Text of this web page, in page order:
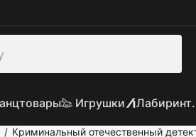
Игрушки
/ Криминальный отечественный